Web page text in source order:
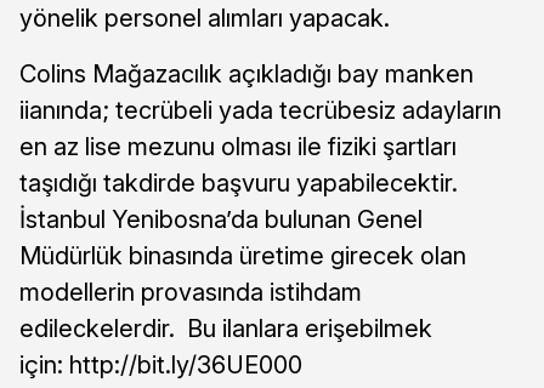
yönelik personel alımları yapacak.
Colins Mağazacılık açıkladığı bay manken
iianında; tecrübeli yada tecrübesiz adayların
en az lise mezunu olması ile fiziki şartları
taşıdığı takdirde başvuru yapabilecektir.
İstanbul Yenibosna’da bulunan Genel
Müdürlük binasında üretime girecek olan
modellerin provasında istihdam
edileckelerdir. Bu ilanlara erişebilmek
için: http://bit.ly/36UE000